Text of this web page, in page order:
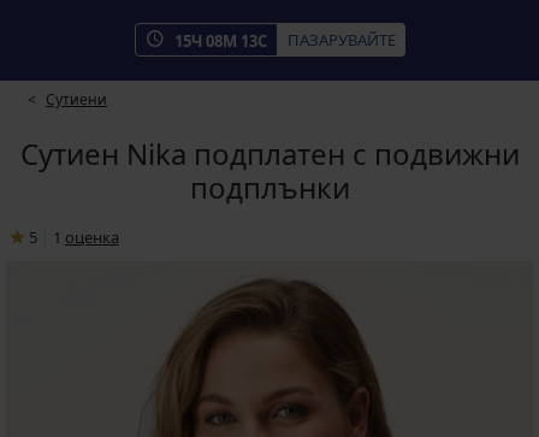
15Ч 08М 13С ПАЗАРУВАЙТЕ
Сутиени
Сутиен Nika подплатен с подвижни
подплънки
5 1 oценка